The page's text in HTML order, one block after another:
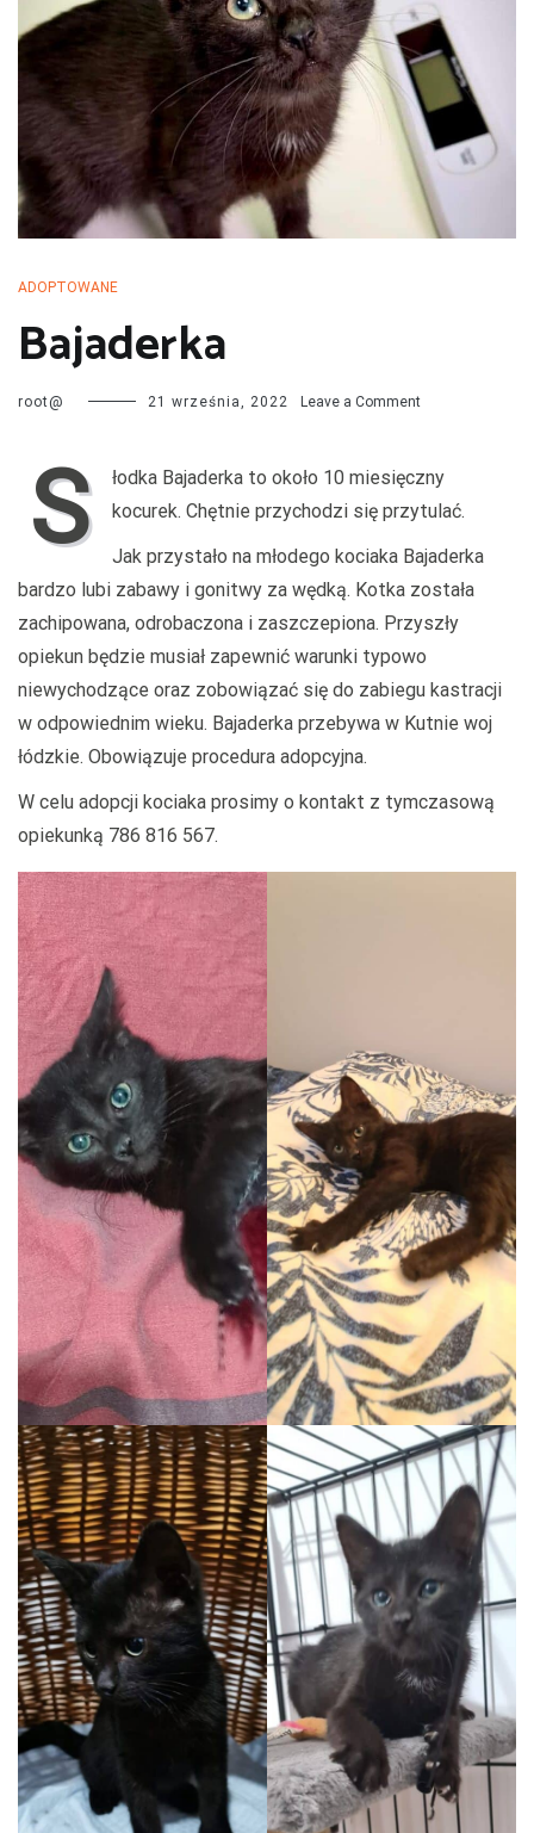
przechodzą kwarantannę, są leczone i mają całą profilaktykę. Są
również sterylizowane i kastrowane. Są socjalizowane czyli
przygotowywane do tego by odnaleźć się w nowej rodzinie. My
bardzo dobrze znamy naszych podopiecznych więc jest nam łatwiej
dopasować psa do rodziny i odwrotnie.
ADOPTOWANE
Bajaderka
root@ 21 września, 2022 Leave a Commenton
S
łodka Bajaderka to około 10 miesięczny
kocurek. Chętnie przychodzi się przytulać.
Jak przystało na młodego kociaka Bajaderka
bardzo lubi zabawy i gonitwy za wędką. Kotka została
zachipowana, odrobaczona i zaszczepiona. Przyszły
opiekun będzie musiał zapewnić warunki typowo
niewychodzące oraz zobowiązać się do zabiegu kastracji
w odpowiednim wieku. Bajaderka przebywa w Kutnie woj
łódzkie. Obowiązuje procedura adopcyjna.
W celu adopcji kociaka prosimy o kontakt z tymczasową
opiekunką 786 816 567.